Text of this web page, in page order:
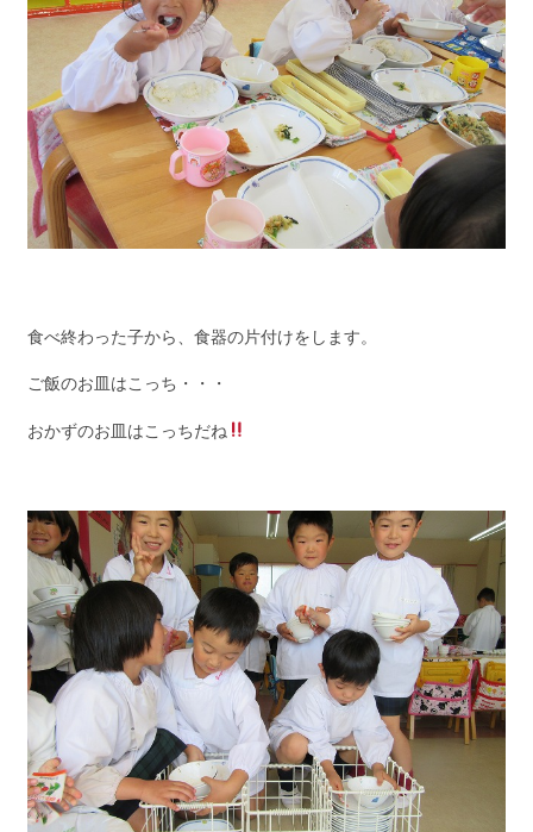
食べ終わった子から、食器の片付けをします。
ご飯のお皿はこっち・・・
おかずのお皿はこっちだね